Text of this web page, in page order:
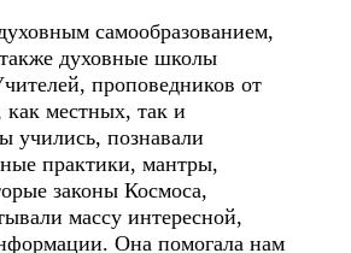
самообразованием,
духовные школы
проповедников от
местных, так и
учились, познавали
практики, мантры,
законы Космоса,
массу интересной,
Она помогала нам